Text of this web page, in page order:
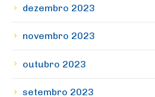
dezembro 2023
novembro 2023
outubro 2023
setembro 2023